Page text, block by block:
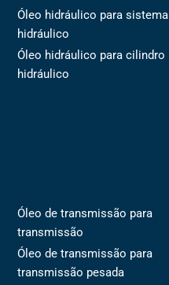
Óleo hidráulico para sistema
hidráulico
Óleo hidráulico para cilindro
hidráulico
Óleo de transmissão para
transmissão
Óleo de transmissão para
transmissão pesada